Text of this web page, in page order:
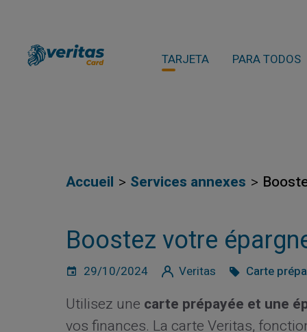
TARJETA PARA TODOS
Accueil Services annexes
Boostez votre
29/10/2024 Veritas Carte
Utilisez une carte prépayée et une
vos finances. La carte Veritas,